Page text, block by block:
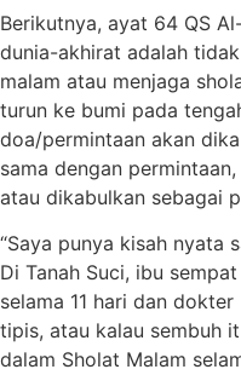
Berikutnya, ayat 64 QS
dunia-akhirat adalah
malam atau menjaga
turun ke bumi pada
doa/permintaan akan
sama dengan
atau dikabulkan sebagai
“Saya punya kisah nyata
Di Tanah Suci, ibu
selama 11 hari dan
tipis, atau kalau sembuh
dalam Sholat Malam